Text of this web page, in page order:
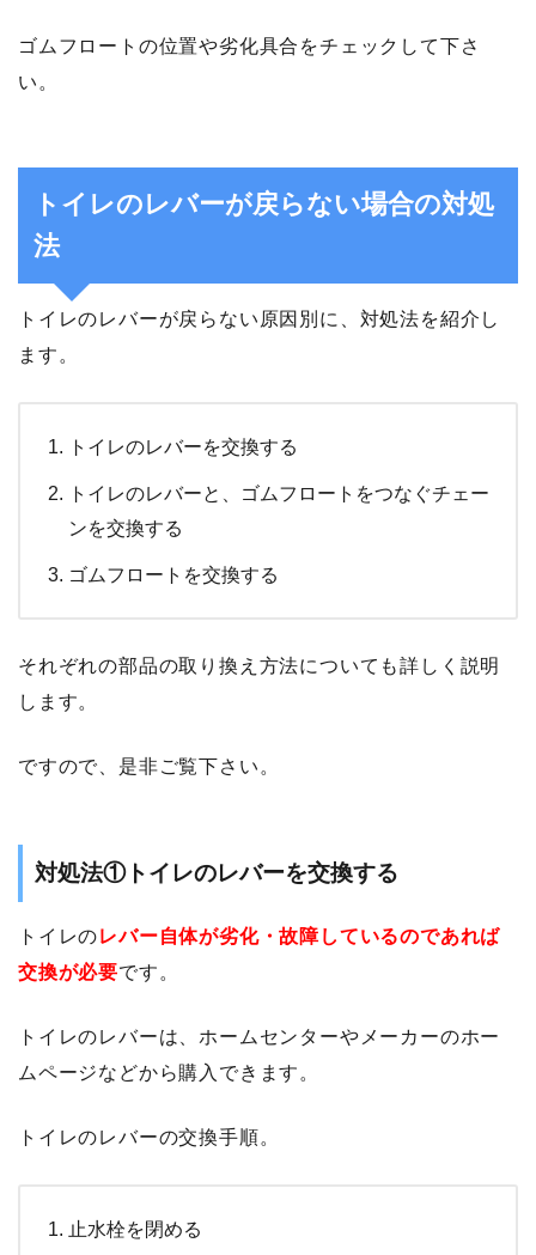
ゴムフロートの位置や劣化具合をチェックして下さ
い。
トイレのレバーが戻らない場合の対処
法
トイレのレバーが戻らない原因別に、対処法を紹介し
ます。
トイレのレバーを交換する
トイレのレバーと、ゴムフロートをつなぐチェー
ンを交換する
ゴムフロートを交換する
それぞれの部品の取り換え方法についても詳しく説明
します。
ですので、是非ご覧下さい。
対処法①トイレのレバーを交換する
トイレのレバー自体が劣化・故障しているのであれば
交換が必要です。
トイレのレバーは、ホームセンターやメーカーのホー
ムページなどから購入できます。
トイレのレバーの交換手順。
止水栓を閉める